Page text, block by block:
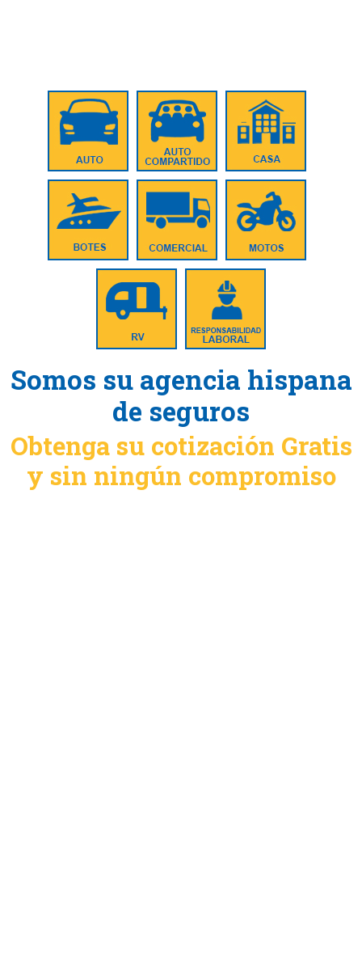
Somos su agencia hispana
de seguros
Obtenga su cotización Gratis
y sin ningún compromiso